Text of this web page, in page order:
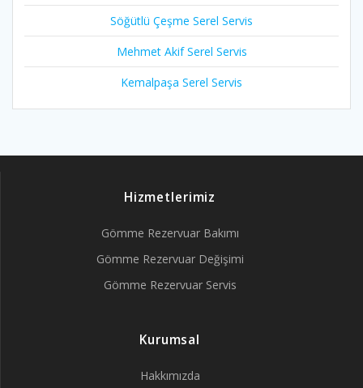
Söğütlü Çeşme Serel Servis
Mehmet Akif Serel Servis
Kemalpaşa Serel Servis
Hizmetlerimiz
Gömme Rezervuar Bakımı
Gömme Rezervuar Değişimi
Gömme Rezervuar Servis
Kurumsal
Hakkımızda